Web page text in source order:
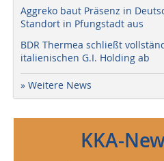
Aggreko baut Präsenz in
Standort in Pfungstadt aus
BDR Thermea schließt
italienischen G.I. Holding ab
» Weitere News
KKA-